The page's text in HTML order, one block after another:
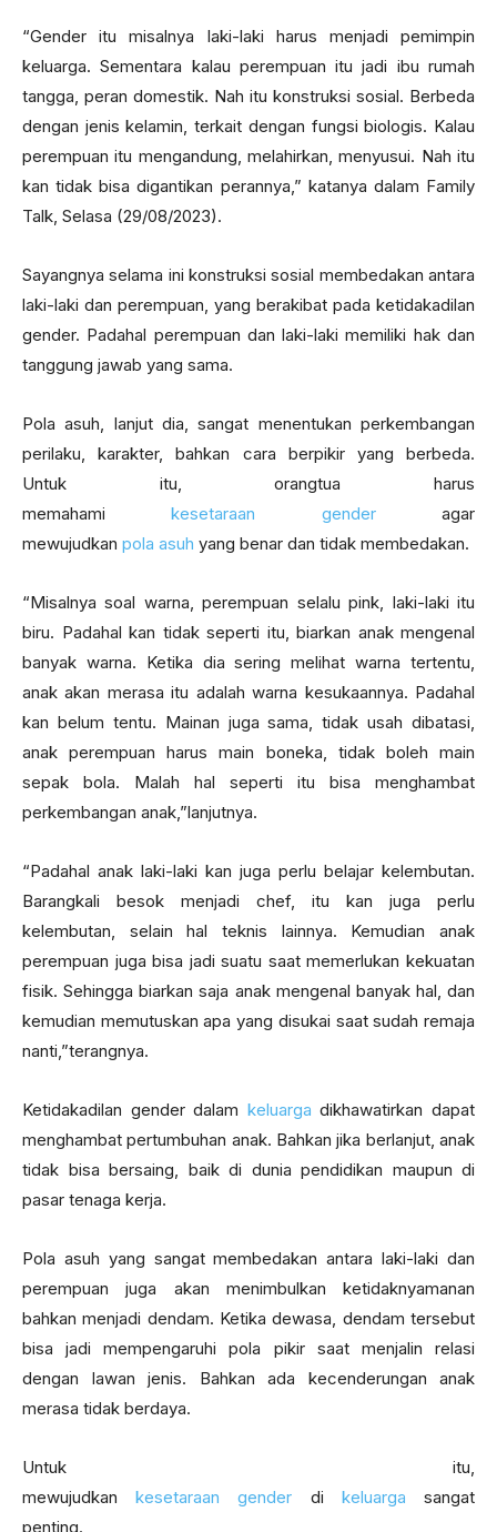
“Gender itu misalnya laki-laki harus menjadi pemimpin
keluarga. Sementara kalau perempuan itu jadi ibu rumah
tangga, peran domestik. Nah itu konstruksi sosial. Berbeda
dengan jenis kelamin, terkait dengan fungsi biologis. Kalau
perempuan itu mengandung, melahirkan, menyusui. Nah itu
kan tidak bisa digantikan perannya,” katanya dalam Family
Talk, Selasa (29/08/2023).
Sayangnya selama ini konstruksi sosial membedakan antara
laki-laki dan perempuan, yang berakibat pada ketidakadilan
gender. Padahal perempuan dan laki-laki memiliki hak dan
tanggung jawab yang sama.
Pola asuh, lanjut dia, sangat menentukan perkembangan
perilaku, karakter, bahkan cara berpikir yang berbeda.
Untuk itu, orangtua harus
memahamikesetaraan genderagar
mewujudkan pola asuh yang benar dan tidak membedakan.
“Misalnya soal warna, perempuan selalu pink, laki-laki itu
biru. Padahal kan tidak seperti itu, biarkan anak mengenal
banyak warna. Ketika dia sering melihat warna tertentu,
anak akan merasa itu adalah warna kesukaannya. Padahal
kan belum tentu. Mainan juga sama, tidak usah dibatasi,
anak perempuan harus main boneka, tidak boleh main
sepak bola. Malah hal seperti itu bisa menghambat
perkembangan anak,”lanjutnya.
“Padahal anak laki-laki kan juga perlu belajar kelembutan.
Barangkali besok menjadi chef, itu kan juga perlu
kelembutan, selain hal teknis lainnya. Kemudian anak
perempuan juga bisa jadi suatu saat memerlukan kekuatan
fisik. Sehingga biarkan saja anak mengenal banyak hal, dan
kemudian memutuskan apa yang disukai saat sudah remaja
nanti,”terangnya.
Ketidakadilan gender dalam keluarga dikhawatirkan dapat
menghambat pertumbuhan anak. Bahkan jika berlanjut, anak
tidak bisa bersaing, baik di dunia pendidikan maupun di
pasar tenaga kerja.
Pola asuh yang sangat membedakan antara laki-laki dan
perempuan juga akan menimbulkan ketidaknyamanan
bahkan menjadi dendam. Ketika dewasa, dendam tersebut
bisa jadi mempengaruhi pola pikir saat menjalin relasi
dengan lawan jenis. Bahkan ada kecenderungan anak
merasa tidak berdaya.
Untuk itu,
mewujudkankesetaraan gender di keluarga sangat
penting.